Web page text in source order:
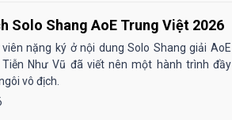
Solo Shang AoE Trung Việt 2026
nặng ký ở nội dung Solo Shang giải AoE
Tiễn Như Vũ đã viết nên một hành trình đầy
vô địch.